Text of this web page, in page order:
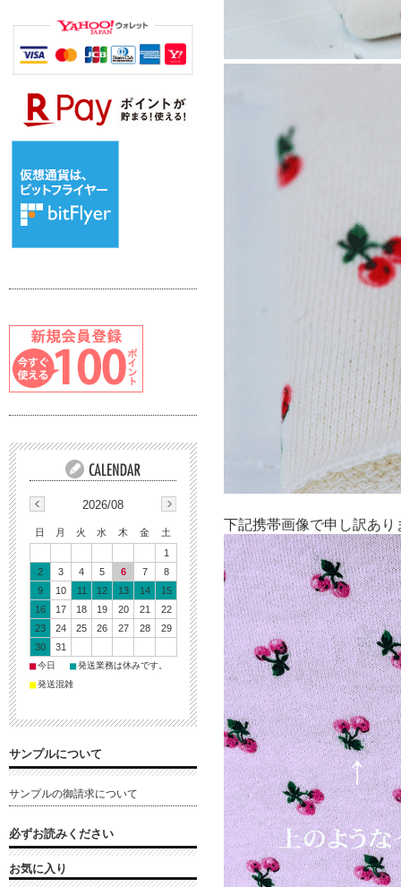
下記携帯画像で申し訳あ
2026/08
日 月 火 水 木 金
土
1
2
3 4 5 6 7
8
9
10 11 12 13 14
15
16
17 18 19 20 21
22
23
24 25 26 27 28
29
30
31
■今日 ■発送業務は休みです。
■発送混雑
サンプルについて
サンプルの御請求について
必ずお読みください
お気に入り